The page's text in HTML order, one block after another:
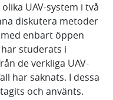
UAV-system i två
diskutera metoder
enbart öppen
studerats i
de verkliga UAV-
har saknats. I dessa
och använts.